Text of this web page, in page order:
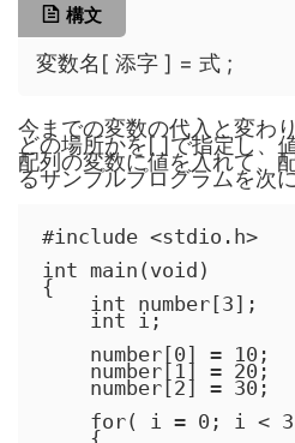
構文
変数名[ 添字 ] = 式 ;
今までの変数の代入と変わ
どの場所かを[ ]で指定し、
配列の変数に値を入れて、
るサンプルプログラムを次
#include <stdio.h>
int main(void)
{
    int number[3];
    int i;
    number[0] = 10;
    number[1] = 20;
    number[2] = 30;
for( i = 0; i <
    {